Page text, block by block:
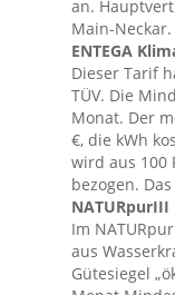
an.
Main-Neckar.
ENTEGA
Dieser Tarif
TÜV. Die
Monat. Der
€, die kWh
wird aus 100
bezogen.
NATURpurIII
Im
aus
Gütesiegel